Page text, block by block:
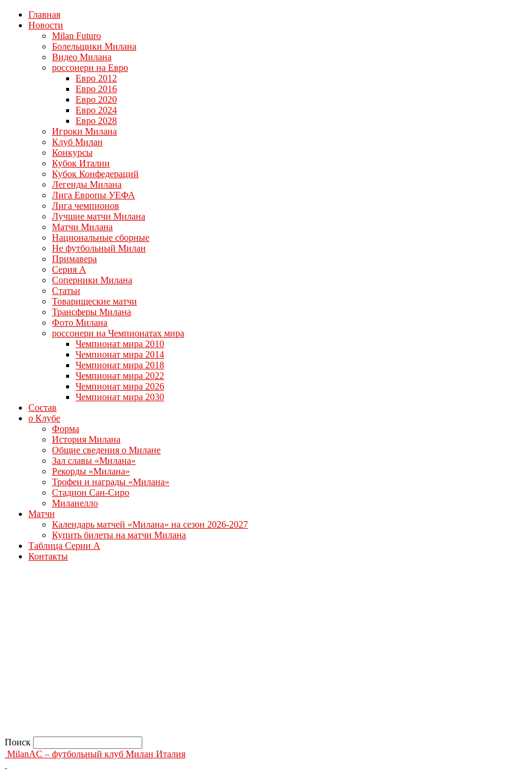
Главная
Новости
Milan Futuro
Болельщики Милана
Видео Милана
россонери на Евро
Евро 2012
Евро 2016
Евро 2020
Евро 2024
Евро 2028
Игроки Милана
Клуб Милан
Конкурсы
Кубок Италии
Кубок Конфедераций
Легенды Милана
Лига Европы УЕФА
Лига чемпионов
Лучшие матчи Милана
Матчи Милана
Национальные сборные
Не футбольный Милан
Примавера
Серия А
Соперники Милана
Статьи
Товарищеские матчи
Трансферы Милана
Фото Милана
россонери на Чемпионатах мира
Чемпионат мира 2010
Чемпионат мира 2014
Чемпионат мира 2018
Чемпионат мира 2022
Чемпионат мира 2026
Чемпионат мира 2030
Состав
о Клубе
Форма
История Милана
Общие сведения о Милане
Зал славы «Милана»
Рекорды «Милана»
Трофеи и награды «Милана»
Стадион Сан-Сиро
Миланелло
Матчи
Календарь матчей «Милана» на сезон 2026-2027
Купить билеты на матчи Милана
Таблица Серии А
Контакты
Поиск
MilanAC – футбольный клуб Милан Италия